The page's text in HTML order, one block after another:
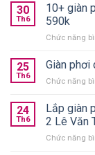
30
Th6
10+ giàn
590k
Chức năng
25
Th6
Giàn phơi
Chức năng
24
Th6
Lắp giàn
2 Lê Văn
Chức năng